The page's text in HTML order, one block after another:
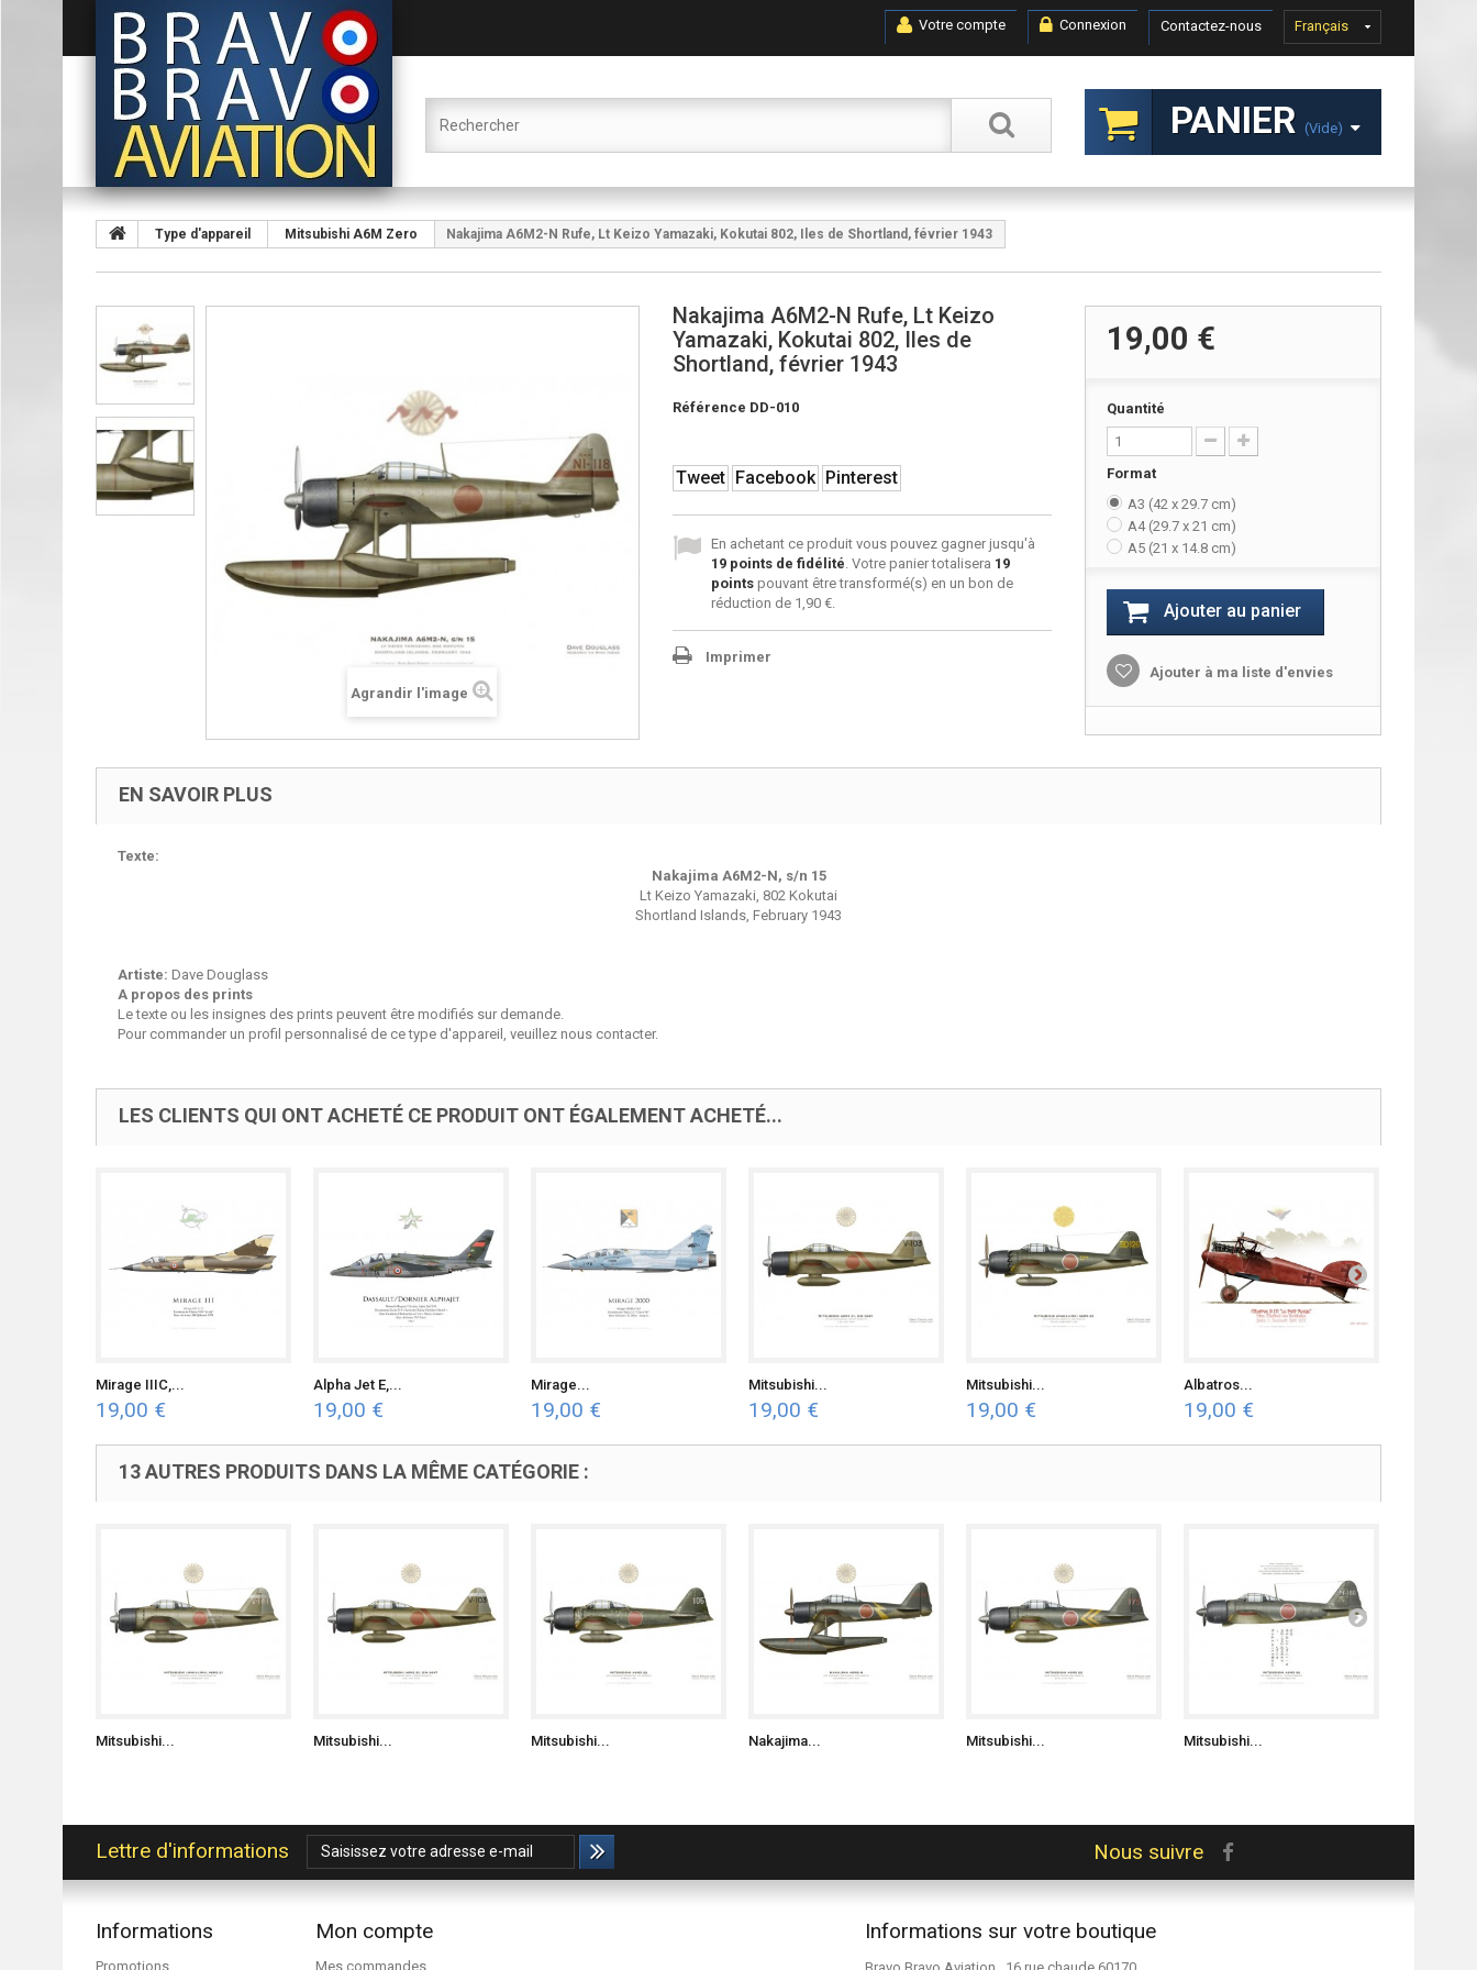
Français
Contactez-nous
Connexion
Votre compte
PANIER (vide)
Type d'appareil Mitsubishi A6M Zero Nakajima A6M2-N Rufe, Lt Keizo Yamazaki, Kokutai 802, Iles de Shortland, février 1943
Agrandir l'image
Nakajima A6M2-N Rufe, Lt Keizo
Yamazaki, Kokutai 802, Iles de
Shortland, février 1943
Référence DD-010
Tweet Facebook Pinterest
En achetant ce produit vous pouvez gagner jusqu'à
19points de fidélité. Votre panier totalisera 19
pointspouvant être transformé(s) en un bon de
réduction de 1,90 €.
Imprimer
19,00 €
Quantité
Format
A3 (42 x 29.7 cm)
A4 (29.7 x 21 cm)
A5 (21 x 14.8 cm)
Ajouter au panier
Ajouter à ma liste d'envies
EN SAVOIR PLUS
Texte:
Nakajima A6M2-N, s/n 15
Lt Keizo Yamazaki, 802 Kokutai
Shortland Islands, February 1943
Artiste: Dave Douglass
A propos des prints
Le texte ou les insignes des prints peuvent être modifiés sur demande.
Pour commander un profil personnalisé de ce type d'appareil, veuillez nous contacter.
LES CLIENTS QUI ONT ACHETÉ CE PRODUIT ONT ÉGALEMENT ACHETÉ...
Mirage IIIC,...
19,00 €
Alpha Jet E,...
19,00 €
Mirage...
19,00 €
Mitsubishi...
19,00 €
Mitsubishi...
19,00 €
Albatros...
19,00 €
13 AUTRES PRODUITS DANS LA MÊME CATÉGORIE :
Mitsubishi... Mitsubishi... Mitsubishi... Nakajima... Mitsubishi... Mitsubishi...
Lettre d'informations Nous suivre
Informations
Promotions
Mon compte
Mes commandes
Informations sur votre boutique